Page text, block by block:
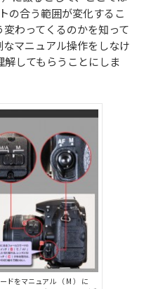
の合う範囲が変化するこ
わってくるのかを知って
マニュアル操作をしなけ
してもらうことにしま
ドをマニュアル （ M ） に